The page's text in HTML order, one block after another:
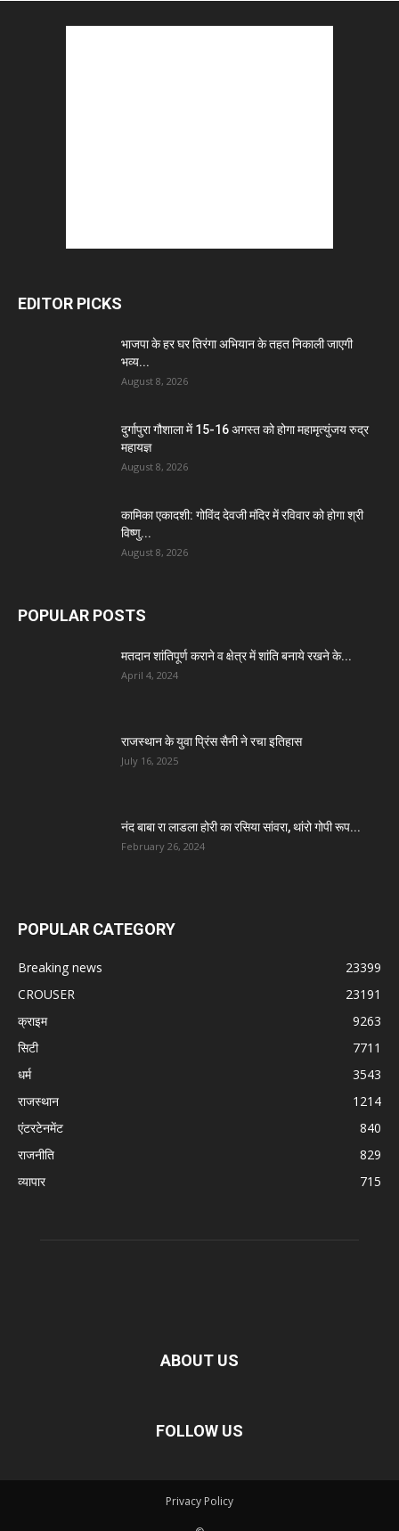
EDITOR PICKS
भाजपा के हर घर तिरंगा अभियान के तहत निकाली जाएगी
भव्य...
August 8, 2026
दुर्गापुरा गौशाला में 15-16 अगस्त को होगा महामृत्युंजय रुद्र
महायज्ञ
August 8, 2026
कामिका एकादशी: गोविंद देवजी मंदिर में रविवार को होगा श्री
विष्णु...
August 8, 2026
POPULAR POSTS
मतदान शांतिपूर्ण कराने व क्षेत्र में शांति बनाये रखने के...
April 4, 2024
राजस्थान के युवा प्रिंस सैनी ने रचा इतिहास
July 16, 2025
नंद बाबा रा लाडला होरी का रसिया सांवरा, थांरो गोपी रूप...
February 26, 2024
POPULAR CATEGORY
Breaking news
23399
CROUSER
23191
क्राइम
9263
सिटी
7711
धर्म
3543
राजस्थान
1214
एंटरटेनमेंट
840
राजनीति
829
व्यापार
715
ABOUT US
FOLLOW US
Privacy Policy